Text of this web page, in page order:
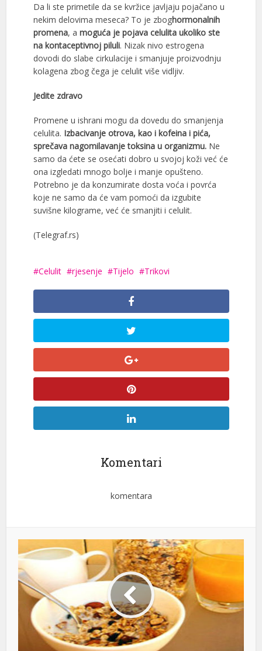
Da li ste primetile da se kvržice javljaju pojačano u
nekim delovima meseca? To je zboghormonalnih
promena, a moguća je pojava celulita ukoliko ste
na kontaceptivnoj piluli. Nizak nivo estrogena
dovodi do slabe cirkulacije i smanjuje proizvodnju
kolagena zbog čega je celulit više vidljiv.
Jedite zdravo
Promene u ishrani mogu da dovedu do smanjenja
celulita. Izbacivanje otrova, kao i kofeina i pića,
sprečava nagomilavanje toksina u organizmu.Ne
samo da ćete se osećati dobro u svojoj koži već će
ona izgledati mnogo bolje i manje opušteno.
Potrebno je da konzumirate dosta voća i povrća
koje ne samo da će vam pomoći da izgubite
suvišne kilograme, već će smanjiti i celulit.
(Telegraf.rs)
Celulit rjesenje Tijelo Trikovi
Komentari
komentara